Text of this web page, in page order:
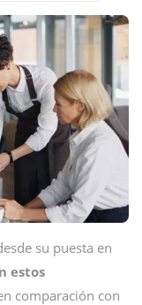
su puesta en
estos
comparación con